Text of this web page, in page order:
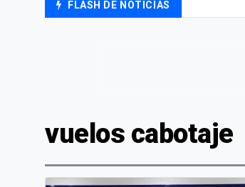
FLASH DE NOTICIAS
Candela
vuelos cabotaje